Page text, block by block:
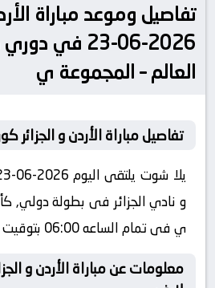
تفاصيل وموعد مباراة
2026-06-23
العالم – المجموعة ي
تفاصيل مباراة الأردن و الجزائر
و نادي الجزائر فى بطولة دولي,
ي فى تمام الساعه 06:00 بتوقيت مصر كورة لايف